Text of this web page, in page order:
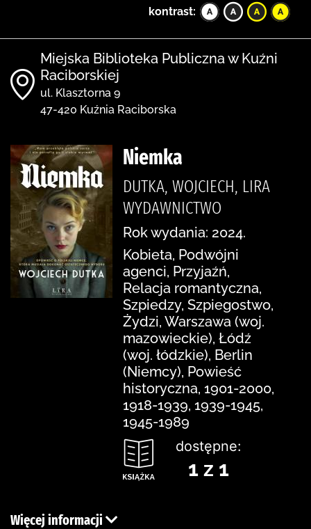
kontrast:
Miejska Biblioteka Publiczna w Kuźni
Raciborskiej
ul. Klasztorna 9
47-420 Kuźnia Raciborska
Niemka
DUTKA, WOJCIECH, LIRA
WYDAWNICTWO
Rok wydania: 2024.
Kobieta, Podwójni
agenci, Przyjaźń,
Relacja romantyczna,
Szpiedzy, Szpiegostwo,
Żydzi, Warszawa (woj.
mazowieckie), Łódź
(woj. łódzkie), Berlin
(Niemcy), Powieść
historyczna, 1901-2000,
1918-1939, 1939-1945,
1945-1989
dostępne:
1 z 1
Więcej informacji